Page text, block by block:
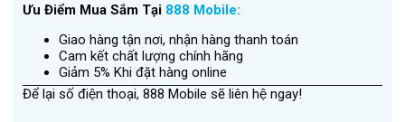
Ưu Điểm Mua Sắm Tại 888 Mobile:
Giao hàng tận nơi, nhận hàng thanh toán
Cam kết chất lượng chính hãng
Giảm 5% Khi đặt hàng online
Để lại số điện thoại, 888 Mobile sẽ liên hệ ngay!